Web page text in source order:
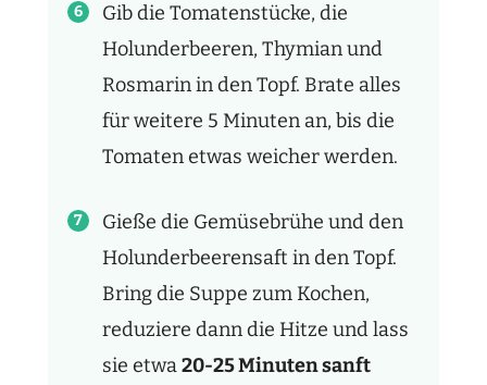
Gib die Tomatenstücke, die
Holunderbeeren, Thymian und
Rosmarin in den Topf. Brate alles
für weitere 5 Minuten an, bis die
Tomaten etwas weicher werden.
Gieße die Gemüsebrühe und den
Holunderbeerensaft in den Topf.
Bring die Suppe zum Kochen,
reduziere dann die Hitze und lass
sie etwa20-25 Minuten sanft